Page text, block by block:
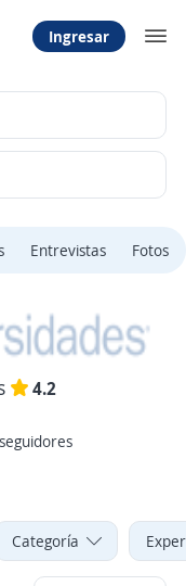
Ingresar
Entrevistas Fotos
4.2
Categoría